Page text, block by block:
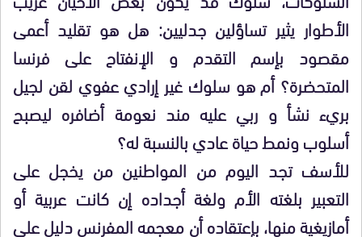
الأطوار يثير تساؤلين جدليين: هل هو تقليد أعمى
مقصود بإسم التقدم و الإنفتاح على فرنسا
المتحضرة؟ أم هو سلوك غير إرادي عفوي لقن لجيل
بريء نشأ و ربي عليه مند نعومة أضافره ليصبح
أسلوب ونمط حياة عادي بالنسبة له؟
للأسف تجد اليوم من المواطنين من يخجل على
التعبير بلغته الأم ولغة أجداده إن كانت عربية أو
أمازيغية منها، بإعتقاده أن معجمه المفرنس دليل على